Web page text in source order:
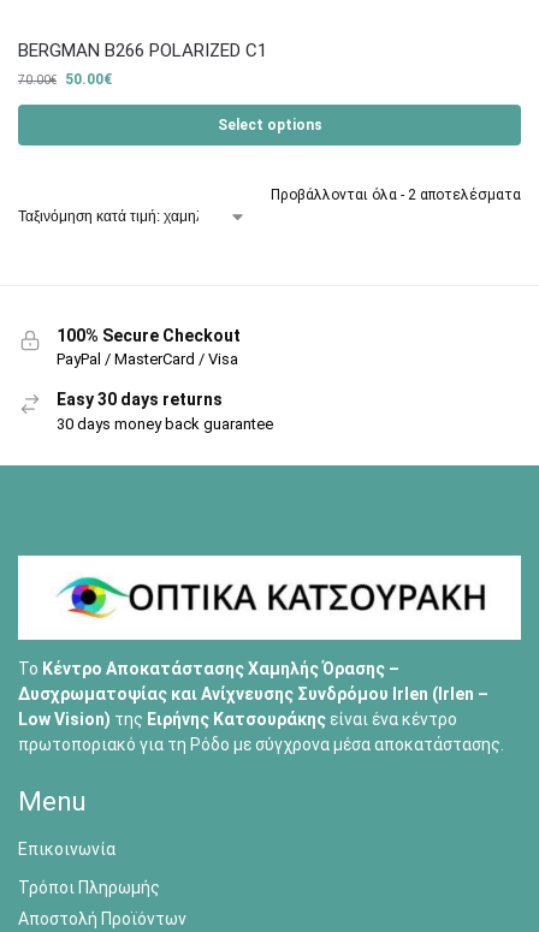
BERGMAN B266 POLARIZED C1
70.00€ 50.00€
Select options
Προβάλλονται όλα - 2 αποτελέσματα
100% Secure Checkout
PayPal / MasterCard / Visa
Easy 30 days returns
30 days money back guarantee
Το Κέντρο Αποκατάστασης Χαμηλής Όρασης –
Δυσχρωματοψίας και Ανίχνευσης Συνδρόμου Irlen (Irlen –
Low Vision) της Ειρήνης Κατσουράκηςείναι ένα κέντρο
πρωτοποριακό για τη Ρόδο με σύγχρονα μέσα αποκατάστασης.
Menu
Επικοινωνία
Τρόποι Πληρωμής
Αποστολή Προϊόντων